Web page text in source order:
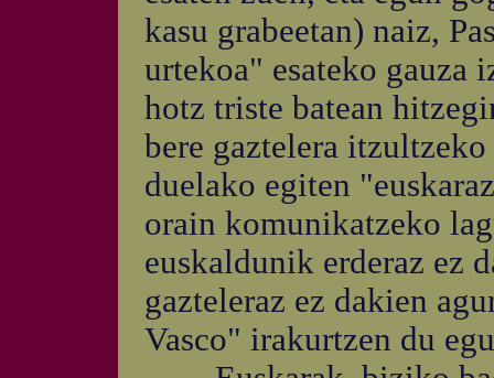
kasu grabeetan) naiz,
urtekoa" esateko gauza
hotz triste batean
bere gaztelera
duelako egiten
orain komunikatzeko
euskaldunik erderaz ez
gazteleraz ez dakien
Vasco" irakurtzen du